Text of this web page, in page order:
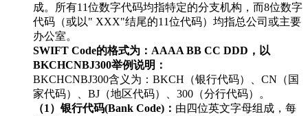
成。所有11位数字代码均指特定的分支机构，而8位数字
代码（或以" XXX"结尾的11位代码）均指总公司或主要
办公室。
SWIFT Code的格式为：AAAA BB CC DDD，以
BKCHCNBJ300举例说明：
BKCHCNBJ300含义为：BKCH（银行代码）、CN（国
家代码）、BJ（地区代码）、300（分行代码）。
（1）银行代码(Bank Code)： 由四位英文字母组成，每